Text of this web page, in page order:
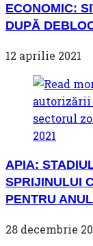
ECONOMIC:
DUPĂ
12 aprilie 2021
APIA:
SPRIJINULUI
PENTRU
28 decembrie